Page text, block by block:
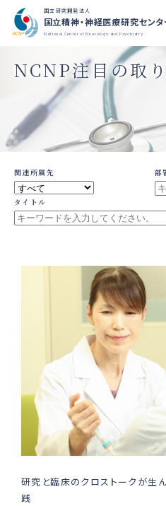
国立研究開発法人
国立精神・神経医療研究センタ
National Center of Neurology and Psychiatry
NCNP注目の取
関連所属先 部
タイトル
研究と臨床のクロストークが生
践